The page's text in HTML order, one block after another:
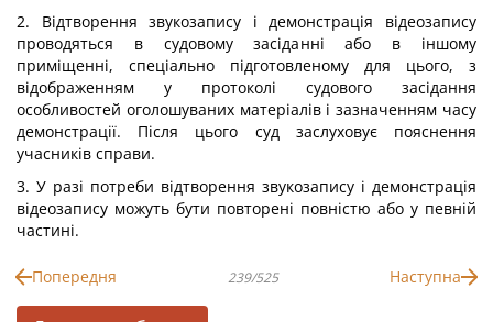
2. Відтворення звукозапису і демонстрація відеозапису
проводяться в судовому засіданні або в іншому
приміщенні, спеціально підготовленому для цього, з
відображенням у протоколі судового засідання
особливостей оголошуваних матеріалів і зазначенням часу
демонстрації. Після цього суд заслуховує пояснення
учасників справи.
3. У разі потреби відтворення звукозапису і демонстрація
відеозапису можуть бути повторені повністю або у певній
частині.
Попередня 239/525 Наступна